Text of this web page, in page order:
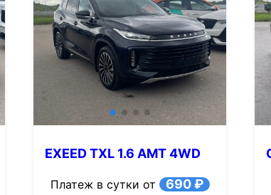
EXEED TXL 1.6 AMT 4WD
Платеж в сутки от 690 ₽